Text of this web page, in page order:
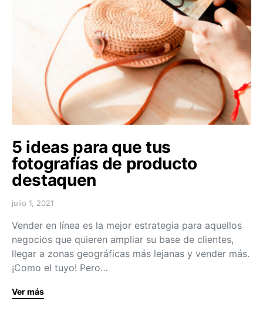
5 ideas para que tus
fotografías de producto
destaquen
julio 1, 2021
Vender en línea es la mejor estrategia para aquellos
negocios que quieren ampliar su base de clientes,
llegar a zonas geográficas más lejanas y vender más.
¡Como el tuyo! Pero…
Ver más